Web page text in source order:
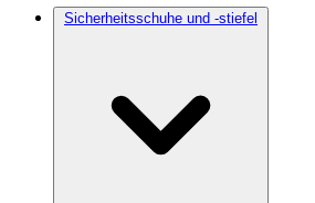
Sicherheitsschuhe und -stiefel